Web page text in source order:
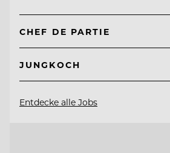
CHEF DE PARTIE
JUNGKOCH
Entdecke alle Jobs